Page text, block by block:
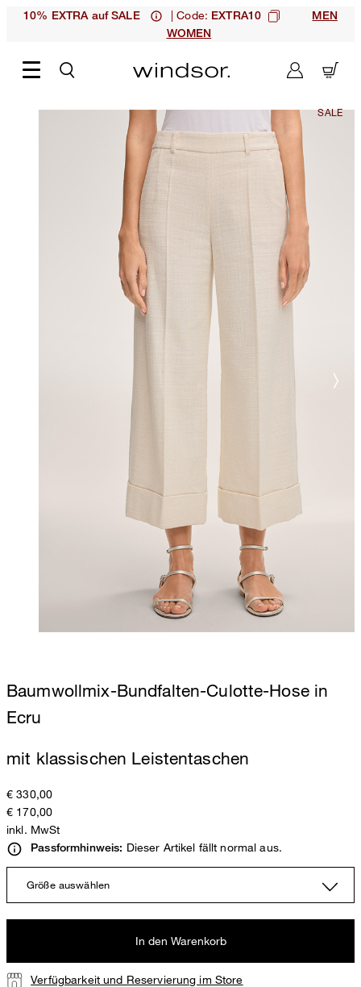
10% EXTRA auf SALE | Code: EXTRA10
MEN
WOMEN
Baumwollmix-Bundfalten-Culotte-Hose in
Ecru
mit klassischen Leistentaschen
€ 330,00
€ 170,00
inkl. MwSt
Passformhinweis: Dieser Artikel fällt normal aus.
Größe auswählen
In den Warenkorb
Verfügbarkeit und Reservierung im Store